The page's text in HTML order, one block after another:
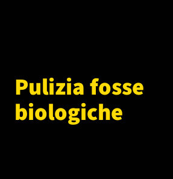
Pulizia fosse
biologiche